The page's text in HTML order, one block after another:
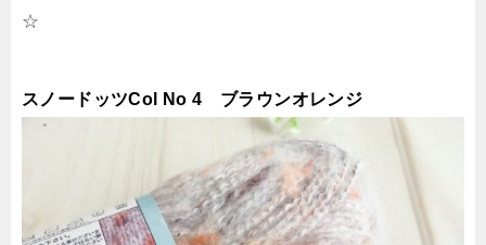
☆
スノードッツCol No 4 ブラウンオレンジ